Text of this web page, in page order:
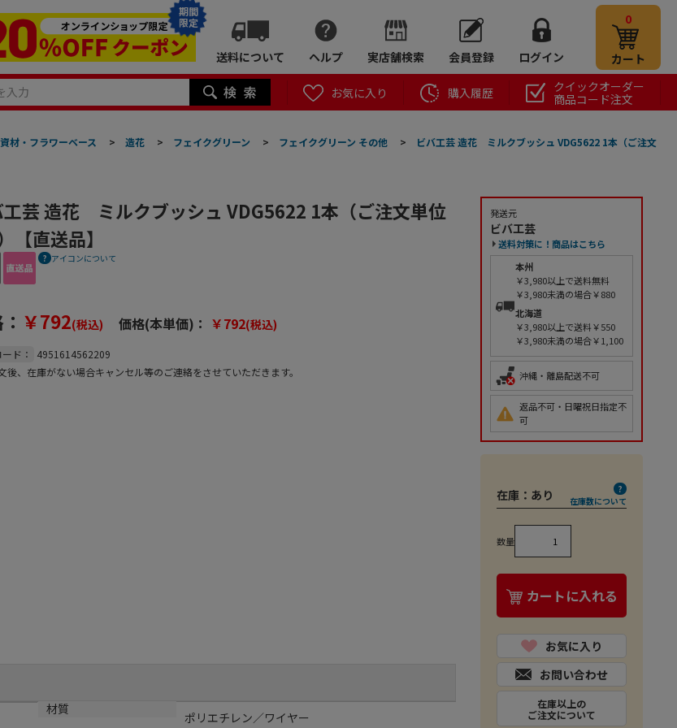
期間
限定
送料について ヘルプ 実店舗検索 会員登録 ログイン
0
カート
お気に入り 購入履歴
クイックオーダー
商品コード注文
材・フラワーベース > 造花 > フェイクグリーン > フェイクグリーン その他 >
ビバ工芸 造花 ミルクブッシュ VDG5622 1本（ご注文
工芸 造花 ミルクブッシュ VDG5622 1本（ご注文単位
【直送品】
アイコンについて
￥792(税込) 価格(本単価)： ￥792(税込)
ド：
4951614562209
後、在庫がない場合キャンセル等のご連絡をさせていただきます。
材質
ポリエチレン／ワイヤー
発送元
ビバ工芸
送料対策に！商品はこちら
本州
￥3,980以上で送料無料
￥3,980未満の場合￥880
北海道
￥3,980以上で送料￥550
￥3,980未満の場合￥1,100
沖縄・離島配送不可
返品不可・日曜祝日指定不
可
在庫： あり 在庫数について
数量
カートに入れる
お気に入り
お問い合わせ
在庫以上の
ご注文について